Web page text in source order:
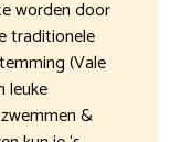
worden door
traditionele
(Vale
leuke
&